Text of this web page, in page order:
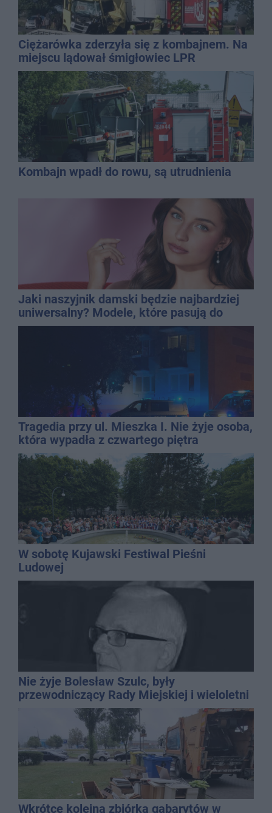
Ciężarówka zderzyła się z kombajnem. Na
miejscu lądował śmigłowiec LPR
Kombajn wpadł do rowu, są utrudnienia
Jaki naszyjnik damski będzie najbardziej
uniwersalny? Modele, które pasują do
wielu stylizacji
Tragedia przy ul. Mieszka I. Nie żyje osoba,
która wypadła z czwartego piętra
W sobotę Kujawski Festiwal Pieśni
Ludowej
Nie żyje Bolesław Szulc, były
przewodniczący Rady Miejskiej i wieloletni
dyrektor SP 14
Wkrótce kolejna zbiórka gabarytów w